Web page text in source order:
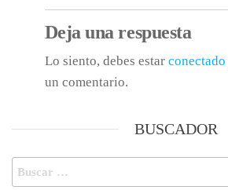
Deja una respuesta
Lo siento, debes estar conectado
un comentario.
BUSCADOR